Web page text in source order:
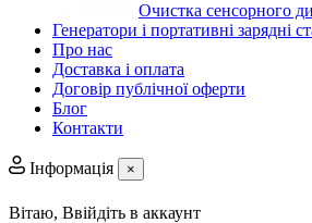
Очистка сенсорного
Генератори і портативні зарядні
Про нас
Доставка і оплата
Договір публічної оферти
Блог
Контакти
Інформація ×
Вітаю, Ввійдіть в аккаунт